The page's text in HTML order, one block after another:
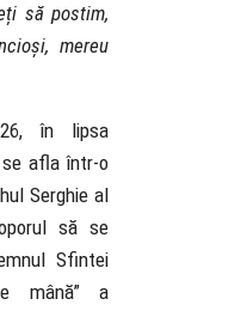
să postim,
mereu
în lipsa
se afla într-o
Serghie al
să se
Sfintei
mână” a